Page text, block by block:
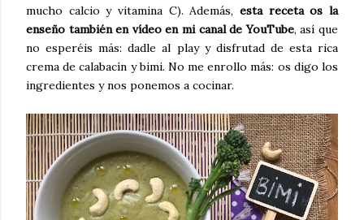
mucho calcio y vitamina C). Además, esta receta os la
enseño también en vídeo en mi canal de YouTube, así que
no esperéis más: dadle al play y disfrutad de esta rica
crema de calabacín y bimi. No me enrollo más: os digo los
ingredientes y nos ponemos a cocinar.